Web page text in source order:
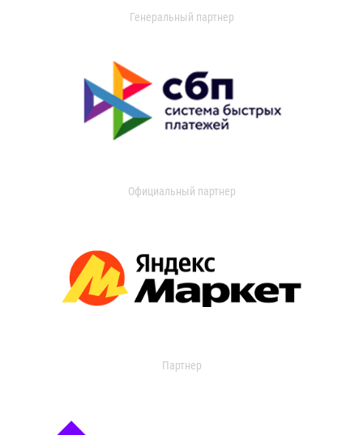
Генеральный партнер
Официальный партнер
Партнер